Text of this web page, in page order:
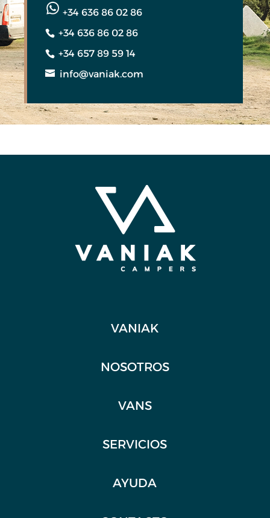
+34 636 86 02 86
+34 636 86 02 86
+34 657 89 59 14
info@vaniak.com
VANIAK
NOSOTROS
VANS
SERVICIOS
AYUDA